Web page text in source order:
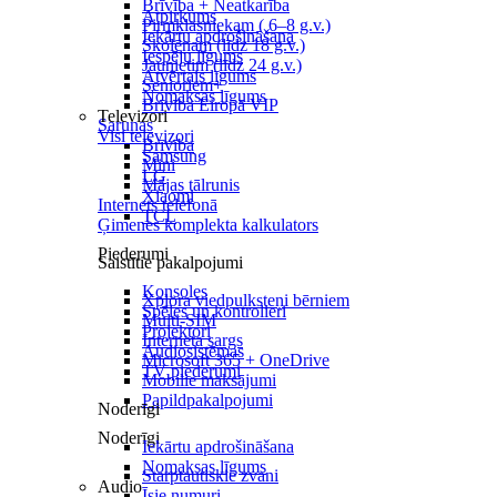
Brīvība + Neatkarība
Pirmklasniekam ( 6–8 g.v.)
Skolēnam (līdz 18 g.v.)
Jaunietim (līdz 24 g.v.)
Senioriem+
Brīvība Eiropā VIP
Sarunas
Brīvība
Mini
Mājas tālrunis
Internets telefonā
Ģimenes komplekta kalkulators
Saistītie pakalpojumi
Xplora viedpulksteņi bērniem
Multi-SIM
Interneta sargs
Microsoft 365 + OneDrive
Mobilie maksājumi
Papildpakalpojumi
Noderīgi
Starptautiskie zvani
Atpirkums
Iekārtu apdrošināšana
Iespēju līgums
Atvērtais līgums
Nomaksas līgums
Televizori
Visi televizori
Samsung
LG
Xiaomi
TCL
Piederumi
Konsoles
Spēles un kontrolieri
Projektori
Audiosistēmas
TV piederumi
Noderīgi
Iekārtu apdrošināšana
Nomaksas līgums
Audio